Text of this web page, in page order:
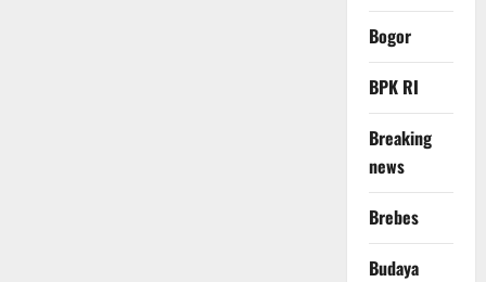
Bogor
BPK RI
Breaking
news
Brebes
Budaya